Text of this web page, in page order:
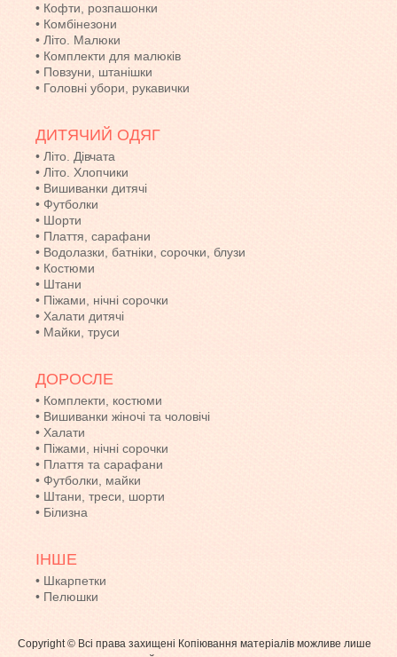
• Кофти, розпашонки
• Комбінезони
• Літо. Малюки
• Комплекти для малюків
• Повзуни, штанішки
• Головні убори, рукавички
ДИТЯЧИЙ ОДЯГ
• Літо. Дівчата
• Літо. Хлопчики
• Вишиванки дитячі
• Футболки
• Шорти
• Плаття, сарафани
• Водолазки, батніки, сорочки, блузи
• Костюми
• Штани
• Піжами, нічні сорочки
• Халати дитячі
• Майки, труси
ДОРОСЛЕ
• Комплекти, костюми
• Вишиванки жіночі та чоловічі
• Халати
• Піжами, нічні сорочки
• Плаття та сарафани
• Футболки, майки
• Штани, треси, шорти
• Білизна
ІНШЕ
• Шкарпетки
• Пелюшки
Copyright © Всі права захищені Копіювання матеріалів можливе лише